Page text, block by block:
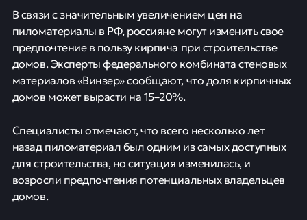
В связи с значительным увеличением цен на
пиломатериалы в РФ, россияне могут изменить свое
предпочтение в пользу кирпича при строительстве
домов. Эксперты федерального комбината стеновых
материалов «Винзер» сообщают, что доля кирпичных
домов может вырасти на 15–20%.
Специалисты отмечают, что всего несколько лет
назад пиломатериал был одним из самых доступных
для строительства, но ситуация изменилась, и
возросли предпочтения потенциальных владельцев
домов.